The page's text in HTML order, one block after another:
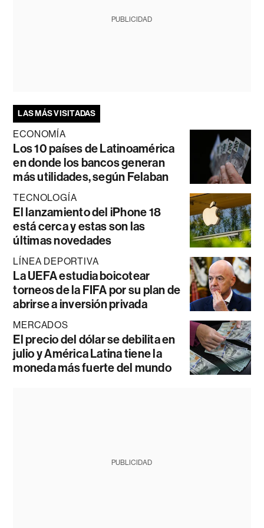
PUBLICIDAD
LAS MÁS VISITADAS
ECONOMÍA
Los 10 países de Latinoamérica
en donde los bancos generan
más utilidades, según Felaban
TECNOLOGÍA
El lanzamiento del iPhone 18
está cerca y estas son las
últimas novedades
LÍNEA DEPORTIVA
La UEFA estudia boicotear
torneos de la FIFA por su plan de
abrirse a inversión privada
MERCADOS
El precio del dólar se debilita en
julio y América Latina tiene la
moneda más fuerte del mundo
PUBLICIDAD